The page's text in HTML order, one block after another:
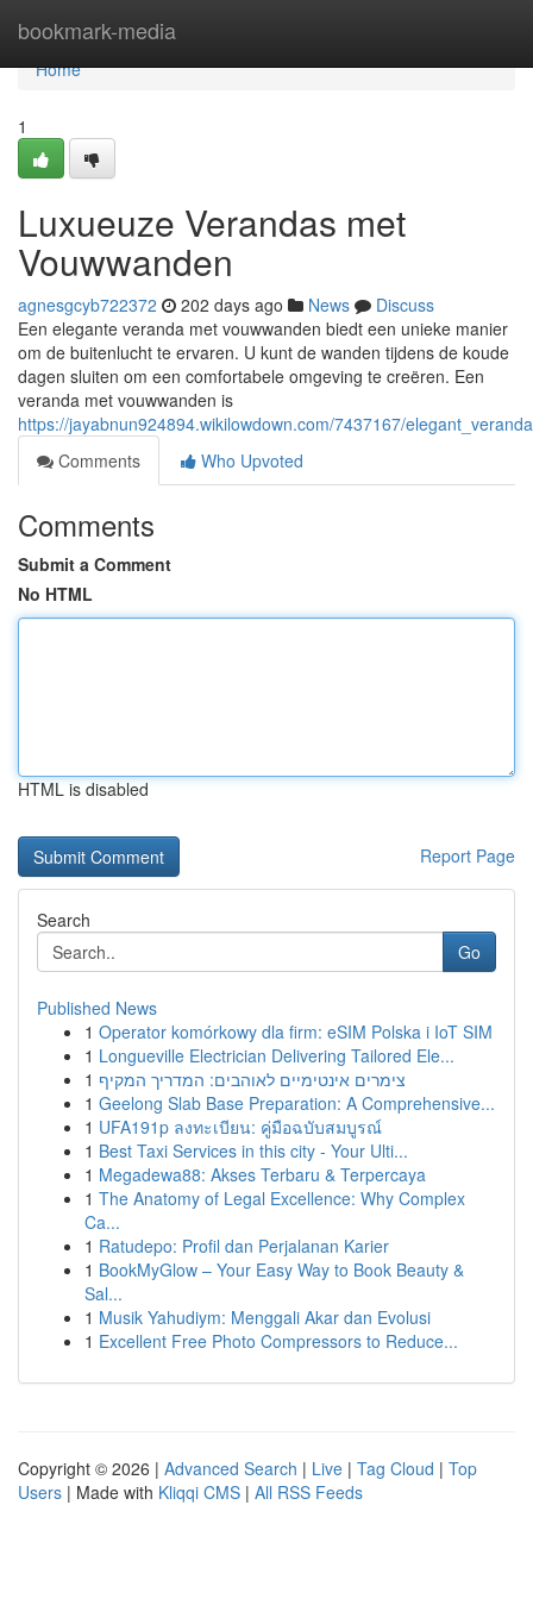
bookmark-media
Home
Home
1
Luxueuze Verandas met
Vouwwanden
agnesgcyb722372 202 days ago News
Discuss
Een elegante veranda met vouwwanden biedt een unieke manier
om de buitenlucht te ervaren. U kunt de wanden tijdens de koude
dagen sluiten om een comfortabele omgeving te creëren. Een
veranda met vouwwanden is
https://jayabnun924894.wikilowdown.com/7437167/
Comments
Who Upvoted
Comments
Submit a Comment
No HTML
HTML is disabled
Report Page
Search
Go
Published News
1 Operator komórkowy dla firm: eSIM Polska i IoT SIM
1 Longueville Electrician Delivering Tailored Ele...
1 צימרים אינטימיים לאוהבים: המדריך המקיף
1 Geelong Slab Base Preparation: A Comprehensive...
1 UFA191p ลงทะเบียน: คู่มือฉบับสมบูรณ์
1 Best Taxi Services in this city - Your Ulti...
1 Megadewa88: Akses Terbaru & Terpercaya
1 The Anatomy of Legal Excellence: Why Complex
Ca...
1 Ratudepo: Profil dan Perjalanan Karier
1 BookMyGlow – Your Easy Way to Book Beauty &
Sal...
1 Musik Yahudiym: Menggali Akar dan Evolusi
1 Excellent Free Photo Compressors to Reduce...
Copyright © 2026 | Advanced Search | Live | Tag Cloud | Top
Users | Made with Kliqqi CMS | All RSS Feeds